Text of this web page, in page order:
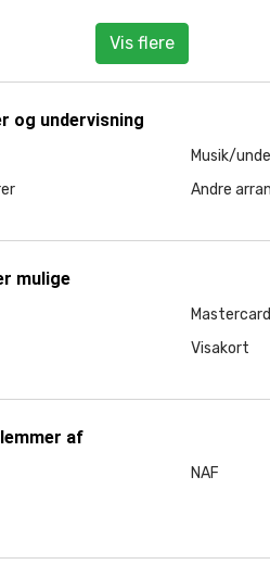
Vis flere
og undervisning
Musik/
Andre
mulige
Mastercard
Visakort
af
NAF